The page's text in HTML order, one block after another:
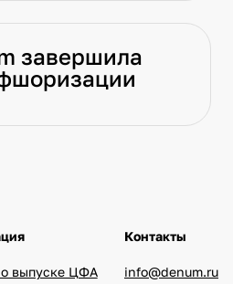
завершила
выпуске ЦФА
Контакты
info@denum.ru